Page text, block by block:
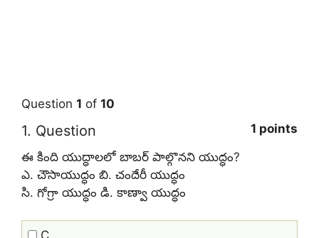
Question 1 of 10
1. Question
1 points
ఈ కింది యుద్ధాలలో బాబర్‌ పాల్గొనని యుద్ధం?
ఎ. చౌసాయుద్ధం బి. చందేరీ యుద్ధం
సి. గోగ్రా యుద్ధం డి. కాణ్వా యుద్ధం
C